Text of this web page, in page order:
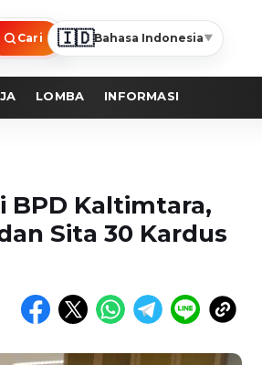
Cari 🇮🇩Bahasa Indonesia▼
LOMBA INFORMASI
BPD Kaltimtara,
Sita 30 Kardus